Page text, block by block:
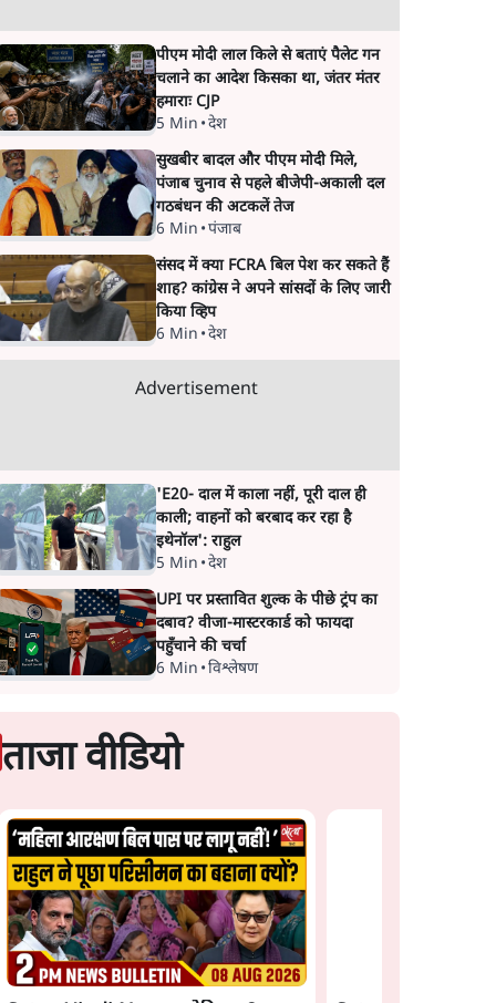
पीएम मोदी लाल किले से बताएं पैलेट गन
चलाने का आदेश किसका था, जंतर मंतर
हमाराः CJP
5 Min •देश
सुखबीर बादल और पीएम मोदी मिले,
पंजाब चुनाव से पहले बीजेपी-अकाली दल
गठबंधन की अटकलें तेज
6 Min •पंजाब
संसद में क्या FCRA बिल पेश कर सकते हैं
शाह? कांग्रेस ने अपने सांसदों के लिए जारी
किया व्हिप
6 Min •देश
Advertisement
'E20- दाल में काला नहीं, पूरी दाल ही
काली; वाहनों को बरबाद कर रहा है
इथेनॉल': राहुल
5 Min •देश
UPI पर प्रस्तावित शुल्क के पीछे ट्रंप का
दबाव? वीजा-मास्टरकार्ड को फायदा
पहुँचाने की चर्चा
6 Min •विश्लेषण
ताजा वीडियो